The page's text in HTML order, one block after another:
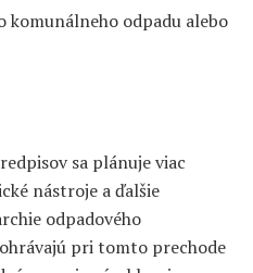
komunálneho odpadu alebo
sa plánuje viac
nástroje a ďalšie
odpadového
pri tomto prechode